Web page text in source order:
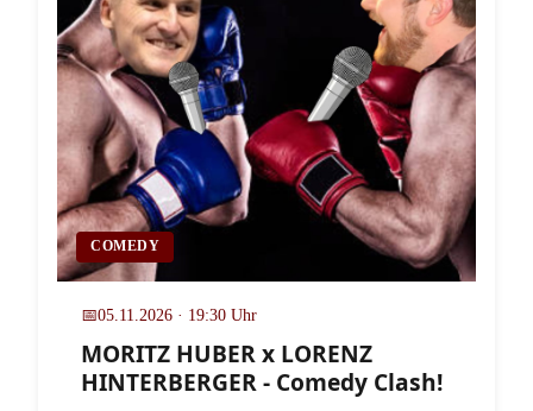
COMEDY
📅05.11.2026 · 19:30 Uhr
MORITZ HUBER x LORENZ
HINTERBERGER - Comedy Clash!